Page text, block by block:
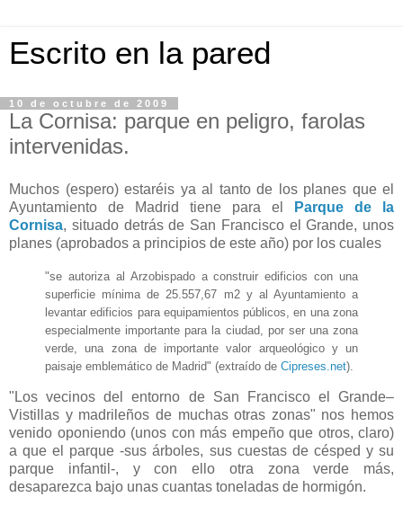
Escrito en la pared
10 de octubre de 2009
La Cornisa: parque en peligro, farolas
intervenidas.
Muchos (espero) estaréis ya al tanto de los planes que el
Ayuntamiento de Madrid tiene para el
Parque de la
Cornisa, situado detrás de San Francisco el Grande, unos
planes (aprobados a principios de este año) por los cuales
"se autoriza al Arzobispado a construir edificios con una
superficie mínima de 25.557,67 m2 y al Ayuntamiento a
levantar edificios para equipamientos públicos, en una zona
especialmente importante para la ciudad, por ser una zona
verde, una zona de importante valor arqueológico y un
paisaje emblemático de Madrid" (extraído de Cipreses.net).
"Los vecinos del entorno de San Francisco el Grande–
Vistillas y madrileños de muchas otras zonas" nos hemos
venido oponiendo (unos con más empeño que otros, claro)
a que el parque -sus árboles, sus cuestas de césped y su
parque infantil-, y con ello otra zona verde más,
desaparezca bajo unas cuantas toneladas de hormigón.